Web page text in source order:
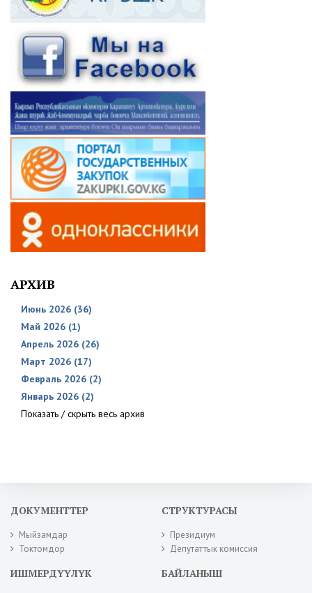
АРХИВ
Июнь 2026 (36)
Май 2026 (1)
Апрель 2026 (26)
Март 2026 (17)
Февраль 2026 (2)
Январь 2026 (2)
Показать / скрыть весь архив
ДОКУМЕНТТЕР
Мыйзамдар
Токтомдор
СТРУКТУРАСЫ
Президиум
Депутаттык комиссия
ИШМЕРДҮҮЛҮК БАЙЛАНЫШ